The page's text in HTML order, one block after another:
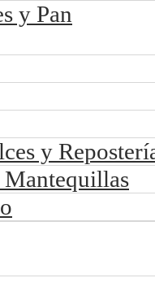
y Pan
y